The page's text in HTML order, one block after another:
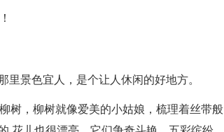
里景色宜人，是个让人休闲的好地方。
树，柳树就像爱美的小姑娘，梳理着丝带般